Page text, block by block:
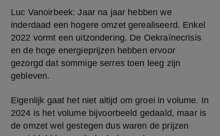
Luc Vanoirbeek: Jaar na jaar hebben we
inderdaad een hogere omzet gerealiseerd. Enkel
2022 vormt een uitzondering. De Oekraïnecrisis
en de hoge energieprijzen hebben ervoor
gezorgd dat sommige serres toen leeg zijn
gebleven.
Eigenlijk gaat het niet altijd om groei in volume. In
2024 is het volume bijvoorbeeld gedaald, maar is
de omzet wel gestegen dus waren de prijzen